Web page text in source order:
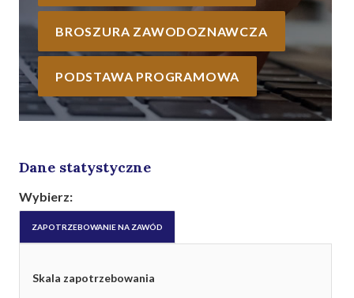
BROSZURA ZAWODOZNAWCZA
PODSTAWA PROGRAMOWA
Dane statystyczne
Wybierz:
ZAPOTRZEBOWANIE NA ZAWÓD
Skala zapotrzebowania